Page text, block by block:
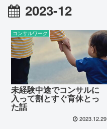
2023-12
コンサルワーク
未経験中途でコンサルに
入って割とすぐ育休とっ
た話
2023.12.29